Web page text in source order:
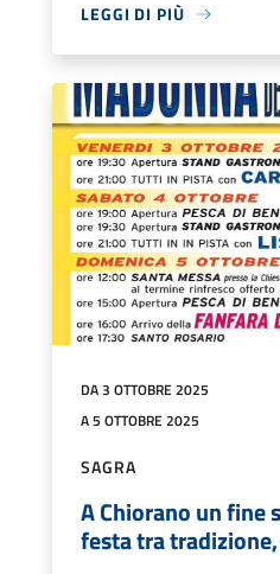
LEGGI DI PIÙ
DA 3 OTTOBRE 2025
A 5 OTTOBRE 2025
SAGRA
A Chiorano un fine
festa tra